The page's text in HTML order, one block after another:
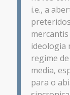
i.e., a
ideologia
regime
media,
para o